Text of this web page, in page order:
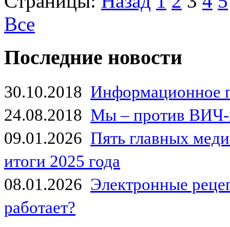
Все
Последние новости
30.10.2018 Информационное
24.08.2018 Мы – против
09.01.2026 Пять главных
итоги 2025 года
08.01.2026 Электронные
работает?